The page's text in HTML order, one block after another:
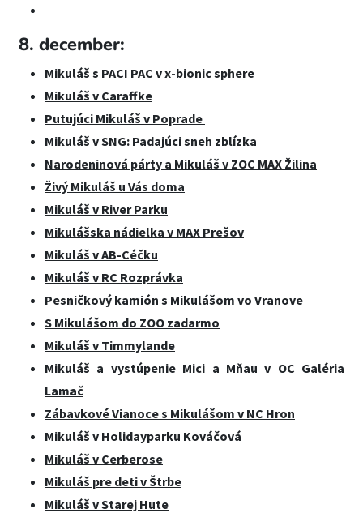
8. december:
Mikuláš s PACI PAC v x-bionic sphere
Mikuláš v Caraffke
Putujúci Mikuláš v Poprade
Mikuláš v SNG: Padajúci sneh zblízka
Narodeninová párty a Mikuláš v ZOC MAX Žilina
Živý Mikuláš u Vás doma
Mikuláš v River Parku
Mikulášska nádielka v MAX Prešov
Mikuláš v AB-Céčku
Mikuláš v RC Rozprávka
Pesničkový kamión s Mikulášom vo Vranove
S Mikulášom do ZOO zadarmo
Mikuláš v Timmylande
Mikuláš a vystúpenie Mici a Mňau v OC Galéria
Lamač
Zábavkové Vianoce s Mikulášom v NC Hron
Mikuláš v Holidayparku Kováčová
Mikuláš v Cerberose
Mikuláš pre deti v Štrbe
Mikuláš v Starej Hute